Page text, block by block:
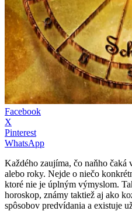
Facebook
X
Pinterest
WhatsApp
Každého zaujíma, čo naňho čaká
alebo roky. Nejde o niečo
ktoré nie je úplným výmyslom.
horoskop, známy taktiež aj ako
spôsobov predvídania a existuje